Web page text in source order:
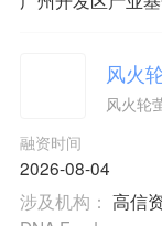
风火
风火轮
融资时间
2026-08-04
涉及机构： 高信